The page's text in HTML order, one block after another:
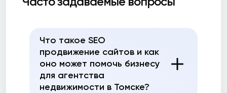
Что такое SEO
продвижение сайтов и как
оно может помочь бизнесу
для агентства
недвижимости в Томске?